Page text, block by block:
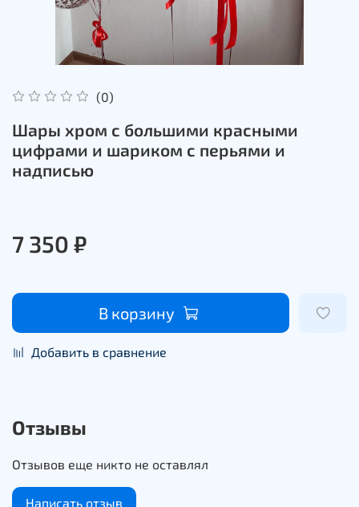
(0)
Шары хром с большими красными
цифрами и шариком с перьями и
надписью
7 350 ₽
В корзину
Добавить в сравнение
Отзывы
Отзывов еще никто не оставлял
Написать отзыв